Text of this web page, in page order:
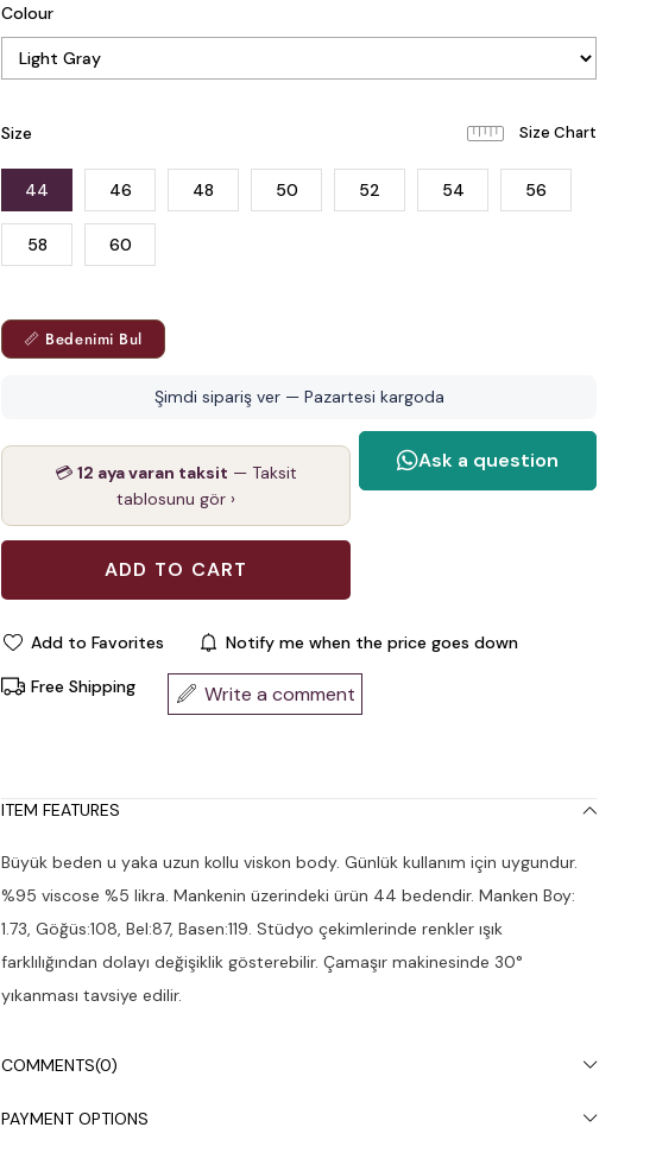
Colour
Size
44 46 48 50 52 54 56
58 60
📏 Bedenimi Bul
Şimdi sipariş ver — Pazartesi kargoda
💳12 aya varan taksit — Taksit
tablosunu gör ›
Add to Favorites Notify me when the price goes down
Free Shipping Write a comment
ITEM FEATURES
Büyük beden u yaka uzun kollu viskon body. Günlük kullanım için uygundur.
%95 viscose %5 likra. Mankenin üzerindeki ürün 44 bedendir. Manken Boy:
1.73, Göğüs:108, Bel:87, Basen:119. Stüdyo çekimlerinde renkler ışık
farklılığından dolayı değişiklik gösterebilir. Çamaşır makinesinde 30°
yıkanması tavsiye edilir.
COMMENTS(0)
PAYMENT OPTIONS